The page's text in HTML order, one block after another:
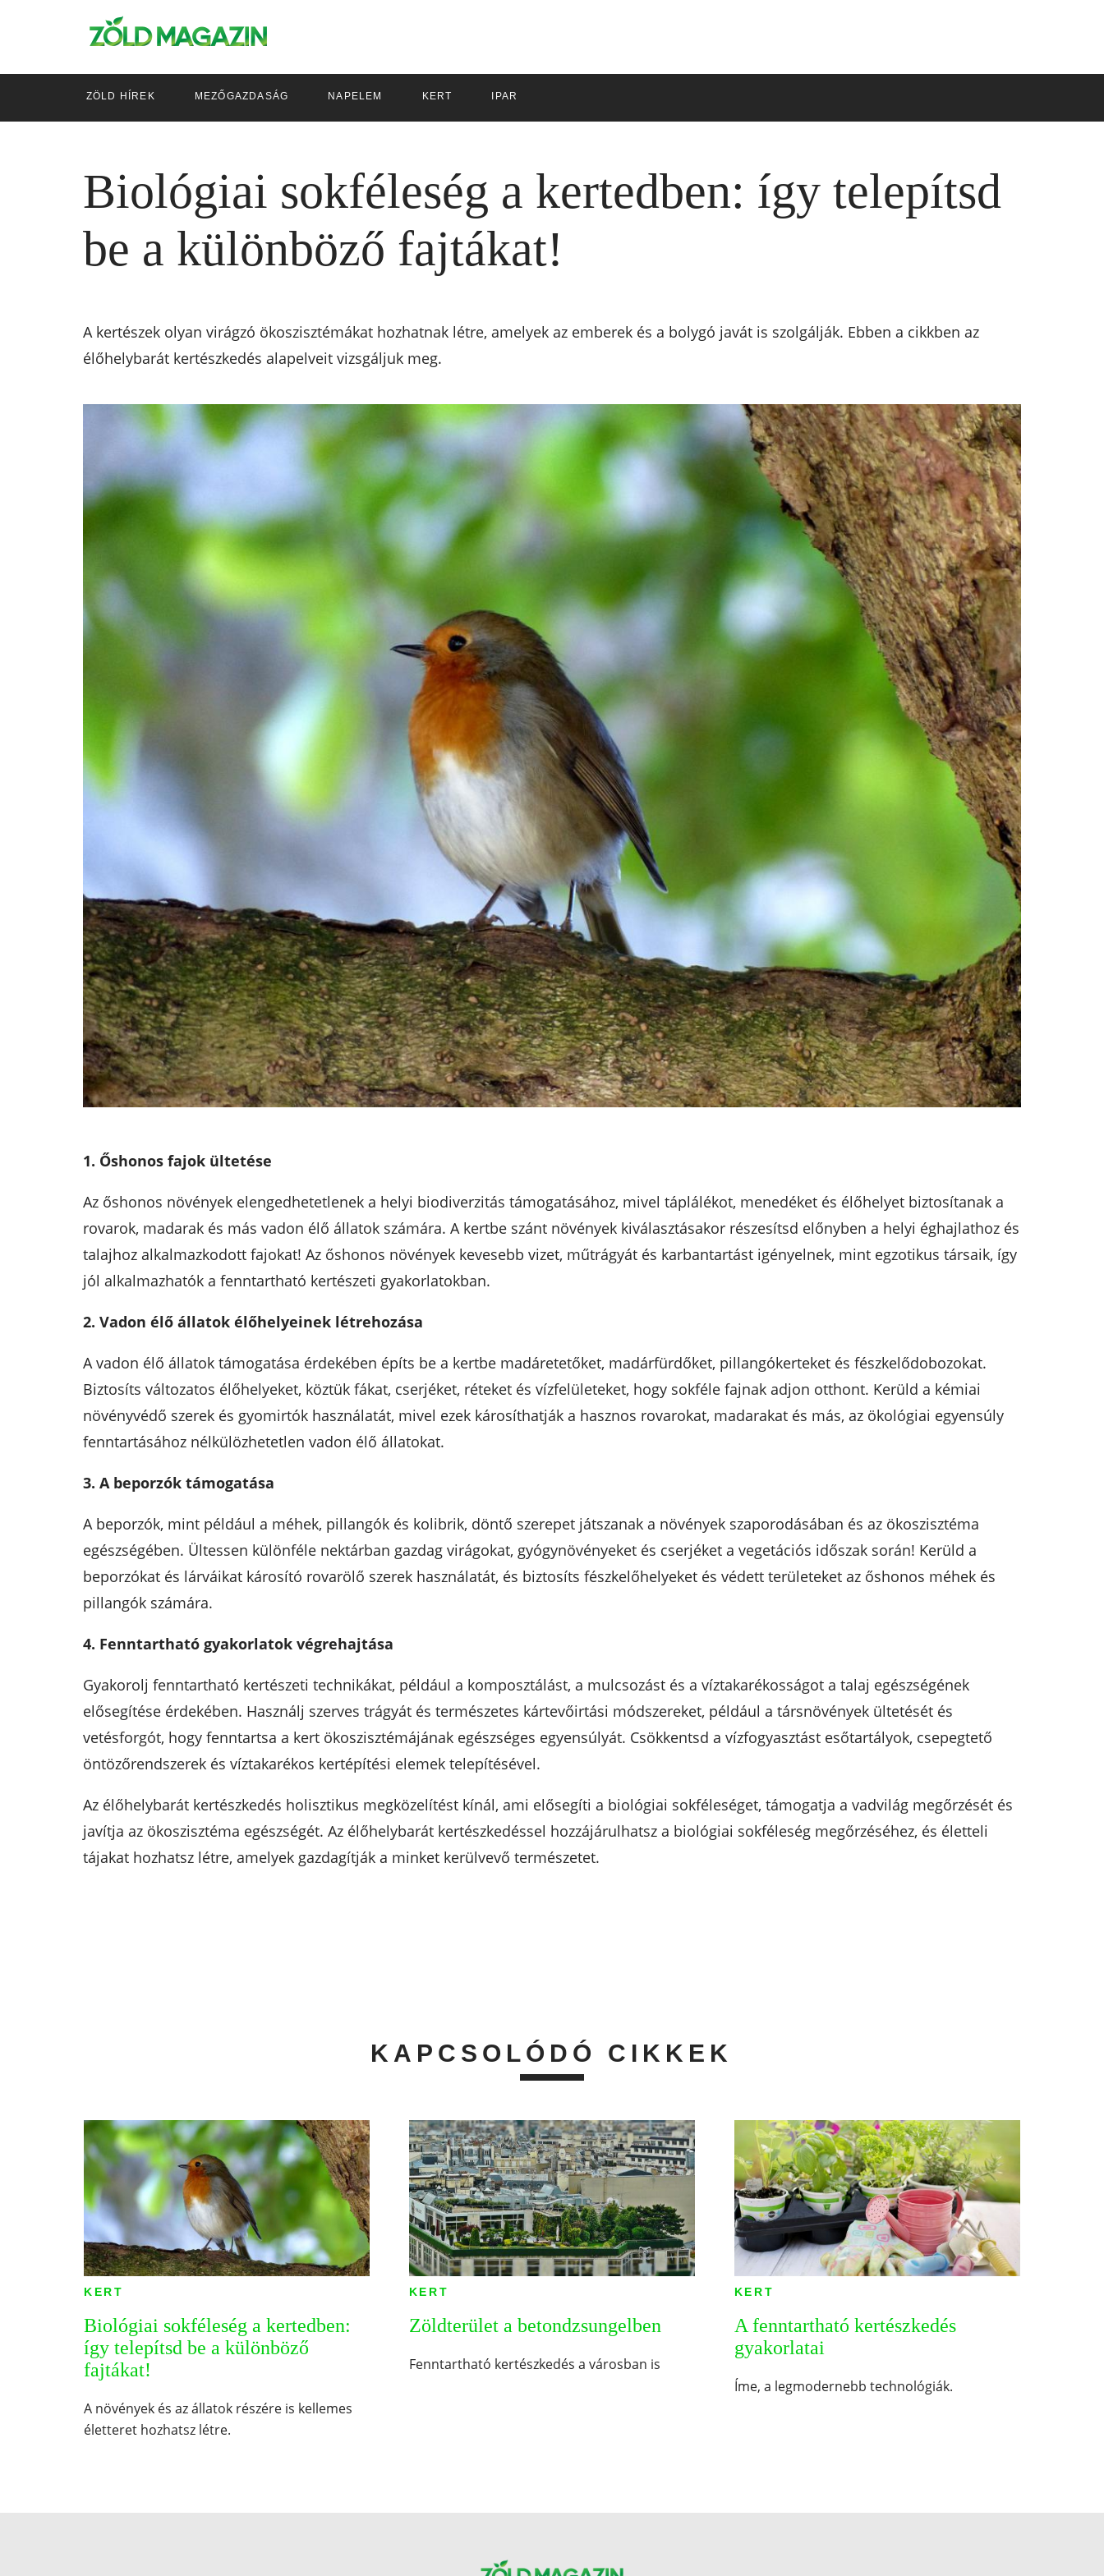
ZÖLD HÍREK MEZŐGAZDASÁG NAPELEM KERT IPAR
Biológiai sokféleség a kertedben: így telepítsd
be a különböző fajtákat!
A kertészek olyan virágzó ökoszisztémákat hozhatnak létre, amelyek az emberek és a bolygó javát is szolgálják. Ebben a cikkben az
élőhelybarát kertészkedés alapelveit vizsgáljuk meg.
1. Őshonos fajok ültetése
Az őshonos növények elengedhetetlenek a helyi biodiverzitás támogatásához, mivel táplálékot, menedéket és élőhelyet biztosítanak a
rovarok, madarak és más vadon élő állatok számára. A kertbe szánt növények kiválasztásakor részesítsd előnyben a helyi éghajlathoz és
talajhoz alkalmazkodott fajokat! Az őshonos növények kevesebb vizet, műtrágyát és karbantartást igényelnek, mint egzotikus társaik, így
jól alkalmazhatók a fenntartható kertészeti gyakorlatokban.
2. Vadon élő állatok élőhelyeinek létrehozása
A vadon élő állatok támogatása érdekében építs be a kertbe madáretetőket, madárfürdőket, pillangókerteket és fészkelődobozokat.
Biztosíts változatos élőhelyeket, köztük fákat, cserjéket, réteket és vízfelületeket, hogy sokféle fajnak adjon otthont. Kerüld a kémiai
növényvédő szerek és gyomirtók használatát, mivel ezek károsíthatják a hasznos rovarokat, madarakat és más, az ökológiai egyensúly
fenntartásához nélkülözhetetlen vadon élő állatokat.
3. A beporzók támogatása
A beporzók, mint például a méhek, pillangók és kolibrik, döntő szerepet játszanak a növények szaporodásában és az ökoszisztéma
egészségében. Ültessen különféle nektárban gazdag virágokat, gyógynövényeket és cserjéket a vegetációs időszak során! Kerüld a
beporzókat és lárváikat károsító rovarölő szerek használatát, és biztosíts fészkelőhelyeket és védett területeket az őshonos méhek és
pillangók számára.
4. Fenntartható gyakorlatok végrehajtása
Gyakorolj fenntartható kertészeti technikákat, például a komposztálást, a mulcsozást és a víztakarékosságot a talaj egészségének
elősegítése érdekében. Használj szerves trágyát és természetes kártevőirtási módszereket, például a társnövények ültetését és
vetésforgót, hogy fenntartsa a kert ökoszisztémájának egészséges egyensúlyát. Csökkentsd a vízfogyasztást esőtartályok, csepegtető
öntözőrendszerek és víztakarékos kertépítési elemek telepítésével.
Az élőhelybarát kertészkedés holisztikus megközelítést kínál, ami elősegíti a biológiai sokféleséget, támogatja a vadvilág megőrzését és
javítja az ökoszisztéma egészségét. Az élőhelybarát kertészkedéssel hozzájárulhatsz a biológiai sokféleség megőrzéséhez, és életteli
tájakat hozhatsz létre, amelyek gazdagítják a minket kerülvevő természetet.
KAPCSOLÓDÓ CIKKEK
KERT
Biológiai sokféleség a kertedben:
így telepítsd be a különböző
fajtákat!
A növények és az állatok részére is kellemes
életteret hozhatsz létre.
KERT
Zöldterület a betondzsungelben
Fenntartható kertészkedés a városban is
KERT
A fenntartható kertészkedés
gyakorlatai
Íme, a legmodernebb technológiák.